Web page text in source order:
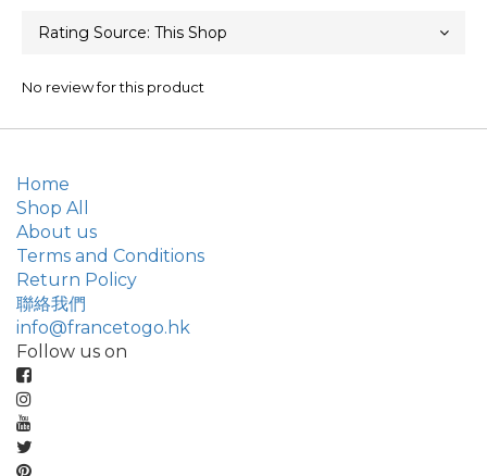
No review for this product
Home
Shop All
About us
Terms and Conditions
Return Policy
聯絡我們
info@francetogo.hk
Follow us on